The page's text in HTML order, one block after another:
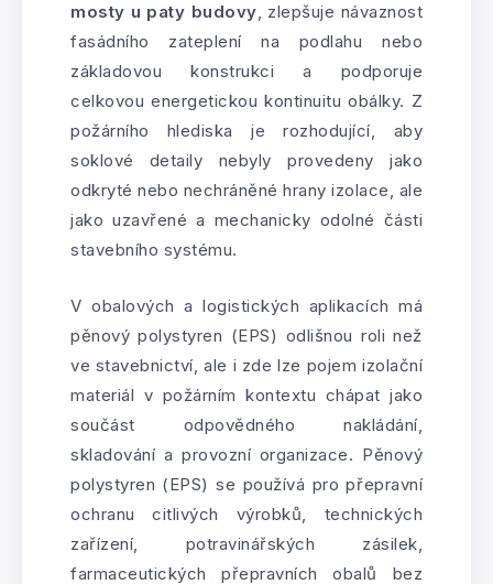
mosty u paty budovy, zlepšuje návaznost
fasádního zateplení na podlahu nebo
základovou konstrukci a podporuje
celkovou energetickou kontinuitu obálky. Z
požárního hlediska je rozhodující, aby
soklové detaily nebyly provedeny jako
odkryté nebo nechráněné hrany izolace, ale
jako uzavřené a mechanicky odolné části
stavebního systému.
V obalových a logistických aplikacích má
pěnový polystyren (EPS) odlišnou roli než
ve stavebnictví, ale i zde lze pojem izolační
materiál v požárním kontextu chápat jako
součást odpovědného nakládání,
skladování a provozní organizace. Pěnový
polystyren (EPS) se používá pro přepravní
ochranu citlivých výrobků, technických
zařízení, potravinářských zásilek,
farmaceutických přepravních obalů bez